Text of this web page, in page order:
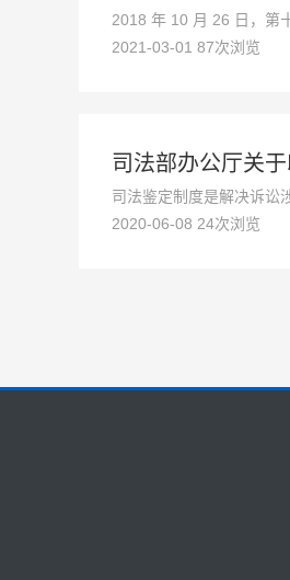
2018 年 10 月 26 日，第十三届全国人民代表大会常务委员 会第六次会议通过了《关于修改〈中华人民共和国刑事诉讼法〉 的决定》。为正确理解和适用修改后的刑
事诉讼
2021-03-01 87次浏览
司法部办公厅关
司法鉴定制度是解决诉讼
实中办、国办《关于健全
2020-06-08 24次浏览